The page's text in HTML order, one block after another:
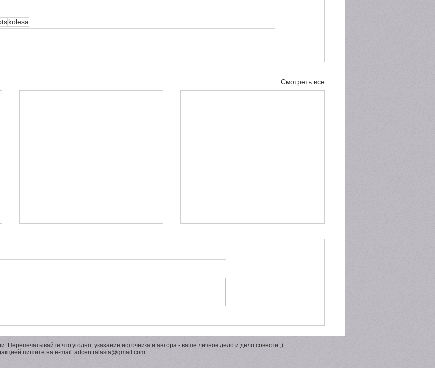
kolesa
Смотреть все
креаторам участвовать в
Перепечатывайте что угодно, указание источника и автора - ваше личное дело и дело совести ;)
пишите на e-mail: adcentralasia@gmail.com